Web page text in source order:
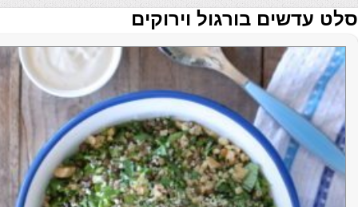
סלט עדשים בורגול וירוקים